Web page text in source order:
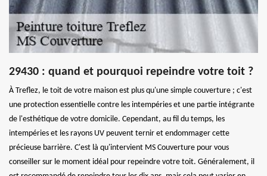
29430 : quand et pourquoi repeindre votre toit ?
À Treflez, le toit de votre maison est plus qu'une simple couverture ; c'est
une protection essentielle contre les intempéries et une partie intégrante
de l'esthétique de votre domicile. Cependant, au fil du temps, les
intempéries et les rayons UV peuvent ternir et endommager cette
précieuse barrière. C'est là qu'intervient MS Couverture pour vous
conseiller sur le moment idéal pour repeindre votre toit. Généralement, il